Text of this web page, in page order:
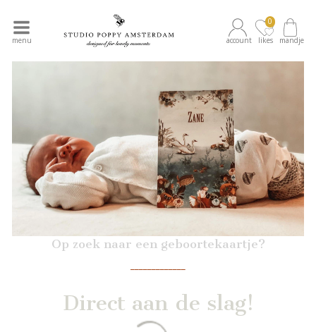
menu account likes
0
mandje
Op zoek naar een geboortekaartje?
Direct aan de slag!